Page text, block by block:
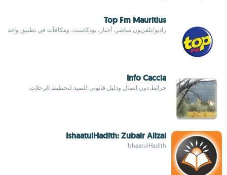
Top Fm Mauritius
راديو/تلفزيون مباشر، أخبار، بودكاست، ومكافآت في تطبيق واحد
Info Caccia
خرائط دون اتصال ودليل قانوني للصيد لتخطيط الرحلات
IshaatulHadith: Zubair Alizai
IshaatulHadith